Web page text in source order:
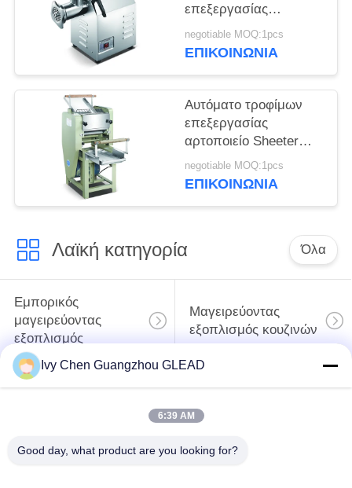
επεξεργασίας
τροφίμων ανοξείδωτου
μηχανή κοπής κιμά
κρέατος
negotiable MOQ:1pcs
ΕΠΙΚΟΙΝΩΝΊΑ
Αυτόματο τροφίμων
επεξεργασίας
αρτοποιείο Sheeter
Sheeter ζύμης
μηχανημάτων
negotiable MOQ:1pcs
ΕΠΙΚΟΙΝΩΝΊΑ
Λαϊκή κατηγορία Όλα
Εμπορικός
μαγειρεύοντας
εξοπλισμός
Μαγειρεύοντας
εξοπλισμός κουζινών
Μαγειρεύοντας
Μηχανήματα
τροφίμων
Ivy Chen Guangzhou GLEAD
6:39 AM
Good day, what product are you looking for?